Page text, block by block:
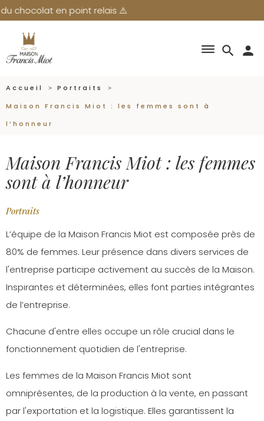
en point relais ⚠️
search
dehaze person
Accueil
Portraits
Maison Francis Miot : les femmes sont à
l’honneur
Maison Francis Miot : les femmes
sont à l’honneur
Portraits
L’équipe de la Maison Francis Miot est composée près de
80% de femmes. Leur présence dans divers services de
l'entreprise participe activement au succès de la Maison.
Inspirantes et déterminées, elles font parties intégrantes
de l’entreprise.
Chacune d'entre elles occupe un rôle crucial dans le
fonctionnement quotidien de l'entreprise.
Les femmes de la Maison Francis Miot sont
omniprésentes, de la production à la vente, en passant
par l'exportation et la logistique. Elles garantissent la